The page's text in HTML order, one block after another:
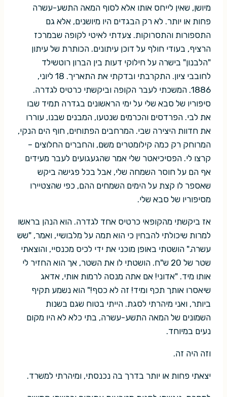
מיושן, שאין לייחס אותו אלא לסוף המאה התשע-עשרה
פחות או יותר. לא רק הבגדים היו מיושנים, אלא גם
התספורות והתסרוקות. צעדתי לאיטי לקופה שבמרכז
הרציף, בעודי חולף על דוכן עיתונים. הכותרת של עיתון
"הלבנון" בישרה על חילוקי דעות בין הברון רוטשילד
לחובבי ציון. התקרבתי ובדקתי את התאריך. 18 ליוני,
1886. המשכתי לעבר הקופה וביקשתי כרטיס לגדרה.
סיפוריו של סבא שלי על ימי הראשונים בגדרה תמיד שבו
את לבי. הפרדסים והכרמים שנטעו, המבנים שבנו, עוררו
את חדוות היצירה שבי. המרחבים הפתוחים, חוף הים הנקי,
המרוחק רק כמה קילומטרים משם, והחברים החלוצים –
קרצו לי. הפסיכיאטר שלי אמר שהגעגועים לעבר מעידים
אף הם על חוסר השמחה שלי, אבל בכל פגישה ביקש
שאספר לו קצת על הימים השמחים ההם, כפי שהצטיירו
מסיפוריו של סבא שלי.
אז ביקשתי מהקופאי כרטיס אחד לגדרה. הוא הנהן בראשו
למרות שיכולתי להבחין כי הוא תמה על מלבושיי, ואמר, "שש
עשרה." הושטתי באופן מוכני את ידי לכיס מכנסיי, והוצאתי
שטר של 20 ש"ח. הושטתי לו את השטר, אך הוא החזיר לי
אותו מיד. "אדוני! אם אתה מנסה לרמות אותי, אדאג
שיאסרו אותך תכף ומיד! זה לא כסף!" הוא נשמע תקיף
ביותר, ואני מיהרתי לסגת. הייתי בטוח שגם בשנות
השמונים של המאה התשע-עשרה, בתי כלא לא היו מקום
נעים במיוחד.
וזה היה זה.
יצאתי פחות או יותר בדרך בה נכנסתי, ומיהרתי למשרד.